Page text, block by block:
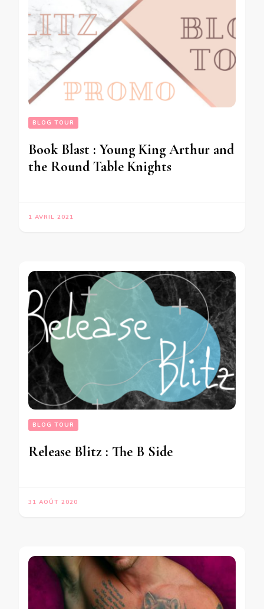
BLOG TOUR
Book Blast : Young King Arthur and
the Round Table Knights
1 AVRIL 2021
BLOG TOUR
Release Blitz : The B Side
31 AOÛT 2020